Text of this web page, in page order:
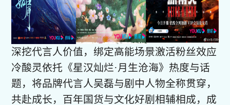
深挖代言人价值，绑定高能场景激活粉丝效应
冷酸灵依托《星汉灿烂·月生沧海》热度与话
题，将品牌代言人吴磊与剧中人物全称贯穿，
共赴成长，百年国货与文化好剧相辅相成，成